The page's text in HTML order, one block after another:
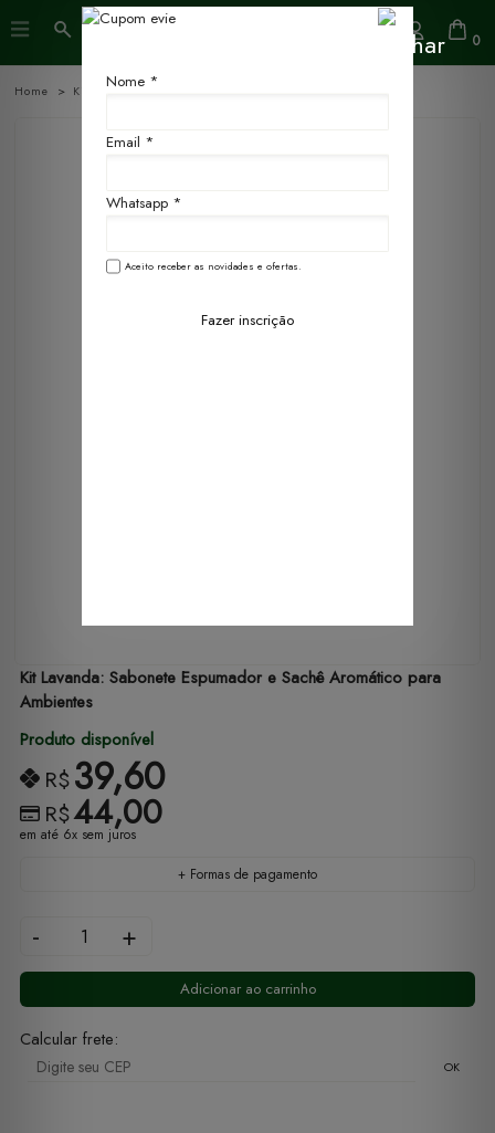
0
Home Kits Kits
Kit Lavanda: Sabonete Espumador e Sachê Aromático para
Ambientes
Produto disponível
R$39,60
R$44,00
em até 6x sem juros
+ Formas de pagamento
- +
Adicionar ao carrinho
Calcular frete:
OK
Nome *
Email *
Whatsapp *
Aceito receber as novidades e ofertas.
Fazer inscrição